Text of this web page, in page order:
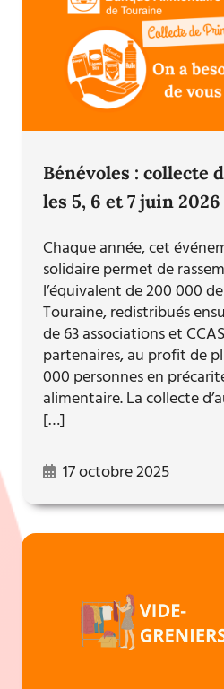
Bénévoles : collecte
les 5, 6 et 7 juin 2026
Chaque année, cet
solidaire permet de
l’équivalent de 200 000
Touraine, redistribués
de 63 associations et CCAS
partenaires, au profit de
000 personnes en
alimentaire. La collecte
[…]
17 octobre 2025